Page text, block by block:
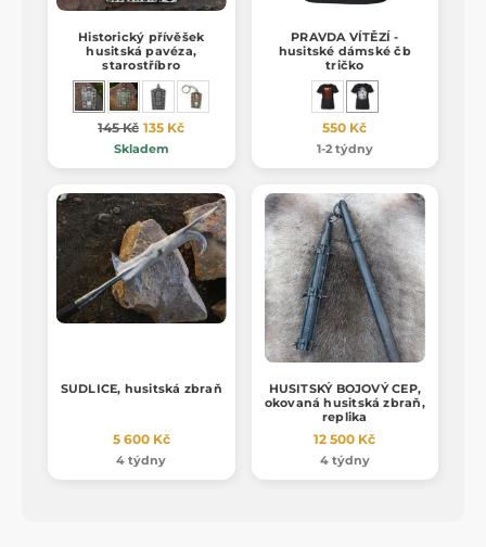
Historický přívěšek
husitská pavéza,
starostříbro
145 Kč 135 Kč
Skladem
PRAVDA VÍTĚZÍ -
husitské dámské čb
tričko
550 Kč
1-2 týdny
SUDLICE, husitská zbraň
5 600 Kč
4 týdny
HUSITSKÝ BOJOVÝ CEP,
okovaná husitská zbraň,
replika
12 500 Kč
4 týdny